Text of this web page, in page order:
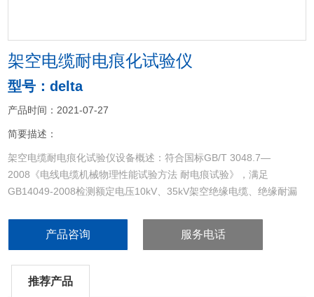
架空电缆耐电痕化试验仪
型号：delta
产品时间：2021-07-27
简要描述：
架空电缆耐电痕化试验仪设备概述：符合国标GB/T 3048.7—
2008《电线电缆机械物理性能试验方法 耐电痕试验》，满足
GB14049-2008检测额定电压10kV、35kV架空绝缘电缆、绝缘耐漏
产品咨询 服务电话
推荐产品